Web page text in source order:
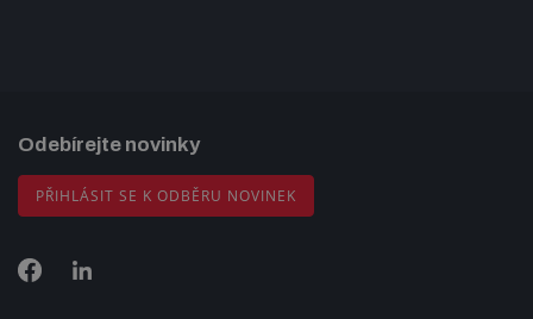
Odebírejte novinky
PŘIHLÁSIT SE K ODBĚRU NOVINEK